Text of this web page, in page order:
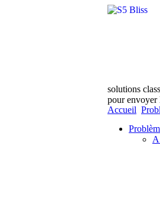
solutions
pour envoyer
Accueil